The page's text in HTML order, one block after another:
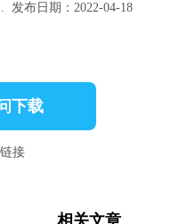
发布日期：2022-04-18
下载
接